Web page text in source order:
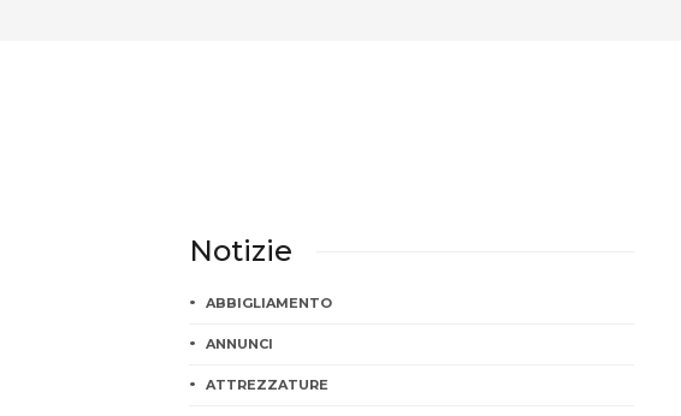
Notizie
ABBIGLIAMENTO
ANNUNCI
ATTREZZATURE